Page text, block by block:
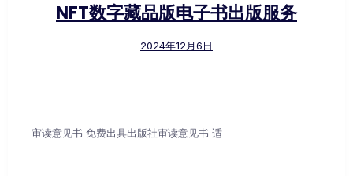
NFT数字藏品版电子书出版服务
2024年12月6日
审读意见书 免费出具出版社审读意见书 适